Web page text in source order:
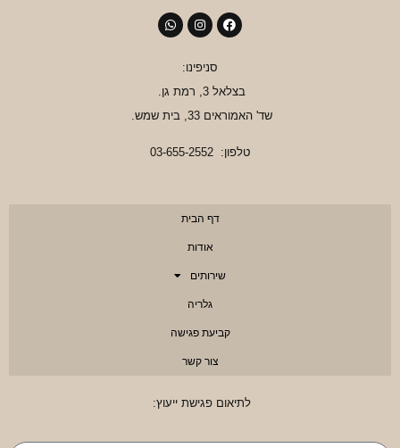
סניפינו:
בצלאל 3, רמת גן.
שד' האמוראים 33, בית שמש.
טלפון: 03-655-2552
דף הבית
אודות
שירותים
גלריה
קביעת פגישה
צור קשר
לתיאום פגישת ייעוץ: